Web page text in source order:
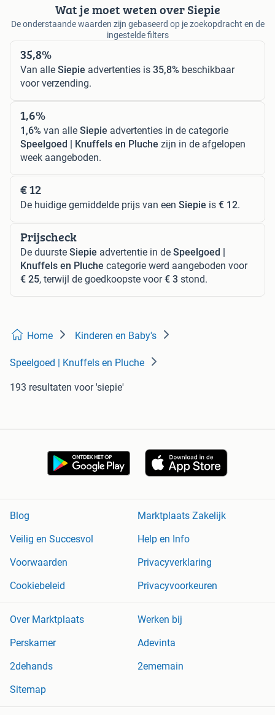
Wat je moet weten over Siepie
De onderstaande waarden zijn gebaseerd op je zoekopdracht en de
ingestelde filters
35,8%
Van alle Siepie advertenties is 35,8% beschikbaar
voor verzending.
1,6%
1,6% van alle Siepie advertenties in de categorie
Speelgoed | Knuffels en Pluche zijn in de afgelopen
week aangeboden.
€ 12
De huidige gemiddelde prijs van een Siepie is € 12.
Prijscheck
De duurste Siepie advertentie in de Speelgoed |
Knuffels en Pluche categorie werd aangeboden voor
€ 25, terwijl de goedkoopste voor€ 3 stond.
Home Kinderen en Baby's
Speelgoed | Knuffels en Pluche
193 resultaten voor 'siepie'
Blog
Marktplaats Zakelijk
Veilig en Succesvol
Help en Info
Voorwaarden
Privacyverklaring
Cookiebeleid
Privacyvoorkeuren
Over Marktplaats
Werken bij
Perskamer
Adevinta
2dehands
2ememain
Sitemap